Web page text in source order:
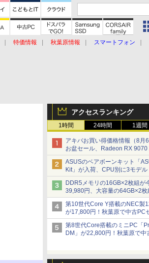
特価情報 秋葉原情報
スマートフォン
アクセスランキング
1時間 24時間 1週間
アキバお買い得価格情報（8月6
お盆セール、Radeon RX
円、水平周波数24.8kHz対応の
9,801円、暑さ指数連動セール
ASUSのベアボーンキット「
Kit」が入荷、CPU別に3モデル
DDR5メモリの16GB×2枚組が
39,980円、大容量の64GB×2枚
[8月前半のメモリ価格]
第10世代Core Y搭載のNEC製
が17,800円！秋葉原で中古PC
第8世代Core搭載のミニPC「
DM」が22,800円！秋葉原で中